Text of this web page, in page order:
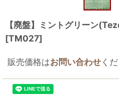
【廃盤】ミントグリーン
[TM027]
販売価格はお問い合わせく